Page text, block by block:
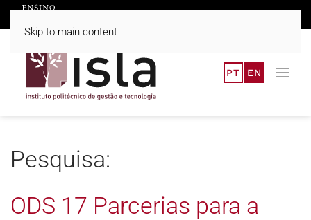
Skip to main content
PT EN
Pesquisa:
ODS 17 Parcerias para a